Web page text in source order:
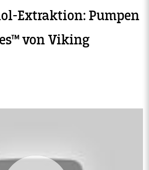
Extraktion: Pumpen
von Viking